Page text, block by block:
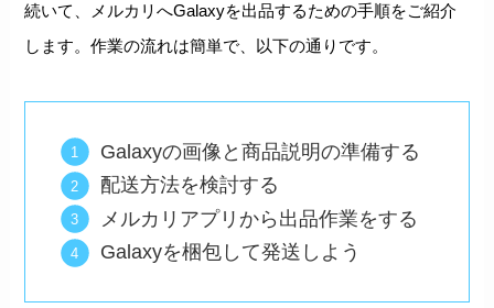
続いて、メルカリへGalaxyを出品するための手順をご紹介
します。作業の流れは簡単で、以下の通りです。
Galaxyの画像と商品説明の準備する
配送方法を検討する
メルカリアプリから出品作業をする
Galaxyを梱包して発送しよう